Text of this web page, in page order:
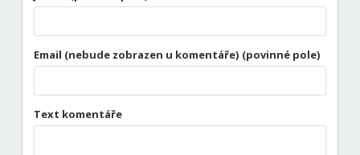
Email (nebude zobrazen u komentáře) (povinné pole)
Text komentáře